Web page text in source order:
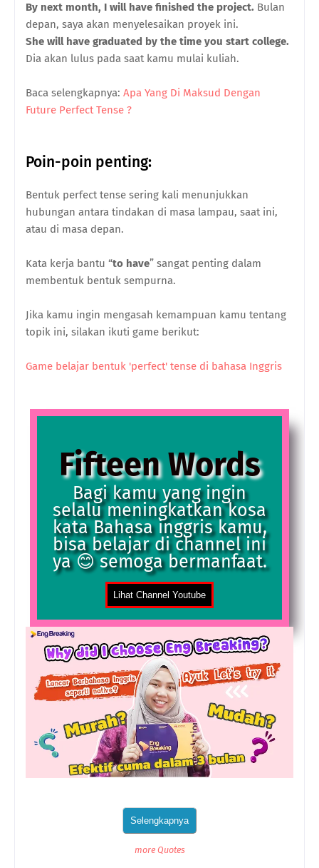
By next month, I will have finished the project. Bulan
depan, saya akan menyelesaikan proyek ini.
She will have graduated by the time you start college.
Dia akan lulus pada saat kamu mulai kuliah.
Baca selengkapnya: Apa Yang Di Maksud Dengan
Future Perfect Tense ?
Poin-poin penting:
Bentuk perfect tense sering kali menunjukkan
hubungan antara tindakan di masa lampau, saat ini,
atau di masa depan.
Kata kerja bantu “to have” sangat penting dalam
membentuk bentuk sempurna.
Jika kamu ingin mengasah kemampuan kamu tentang
topik ini, silakan ikuti game berikut:
Game belajar bentuk 'perfect' tense di bahasa Inggris
Fifteen Words
Bagi kamu yang ingin
selalu meningkatkan kosa
kata Bahasa inggris kamu,
bisa belajar di channel ini
ya 😊 semoga bermanfaat.
more Quotes